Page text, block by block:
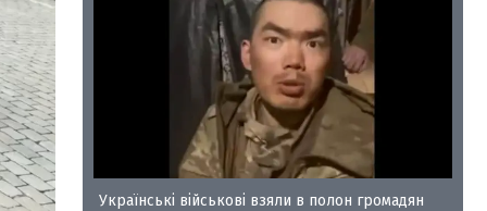
35
Українські військові взяли в полон громадян